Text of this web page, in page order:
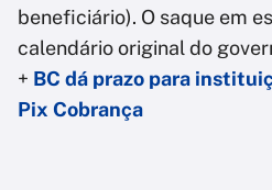
beneficiário). O saque em
calendário original do
+ BC dá prazo para
Pix Cobrança